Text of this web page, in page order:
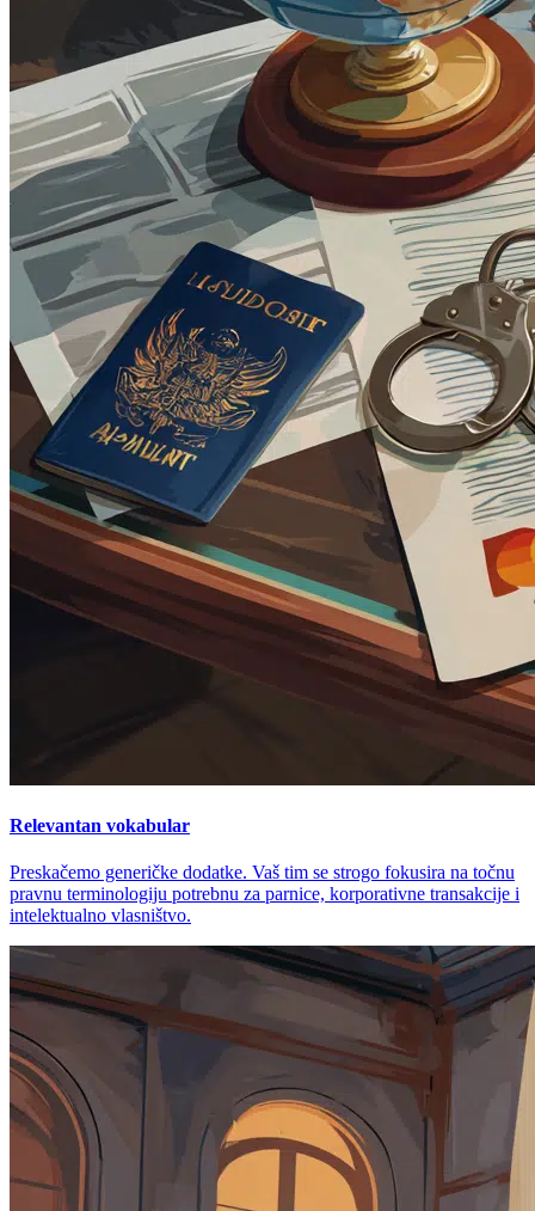
Relevantan vokabular
Preskačemo generičke dodatke. Vaš tim se strogo fokusira na točnu
pravnu terminologiju potrebnu za parnice, korporativne transakcije i
intelektualno vlasništvo.